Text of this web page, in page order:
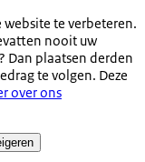
te verbeteren.
nooit uw
Dan plaatsen derden
te volgen. Deze
over ons